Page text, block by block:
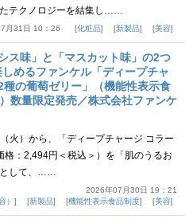
テクノロジーを結集し……
月31日 10：26 化粧品 新製品 美容
ス味」と「マスカット味」の2つ
めるファンケル「ディープチャ
種の葡萄ゼリー」（機能性表示食
数量限定発売／株式会社ファンケ
火）から、「ディープチャージ コラー
：2,494円＜税込＞）を「肌のうるお
として、……
2026年07月30日 19：21
） 新製品 機能性表示食品制度 美容